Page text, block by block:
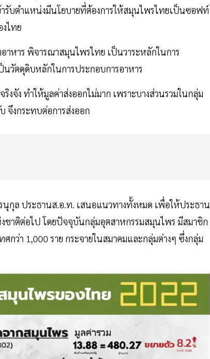
ารับตำแหน่งมีนโยบายที่ต้องการให้สมุนไพรไทยเป็นซอฟท์
ไทย
าหาร พิจารณาสมุนไพรไทย เป็นวาระหลักในการ
วัตดุดิบหลักในการประกอบการอาหาร
งจัง ทำให้มูลค่าส่งออกไม่มาก เพราะบางส่วนรวมในกลุ่ม
จึงกระทบต่อการส่งออก
นุกุล ประธานส.อ.ท. เสนอแนวทางทั้งหมด เพื่อให้ประธาน
าติต่อไป โดยปัจจุบันกลุ่มอุตสาหกรรมสมุนไพร มีสมาชิก
ว่า 1,000 ราย กระจายในสมาคมและกลุ่มต่างๆ ซึ่งกลุ่ม